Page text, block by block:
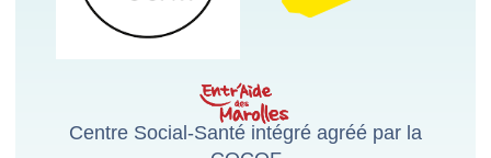
Centre Social-Santé intégré agréé par la